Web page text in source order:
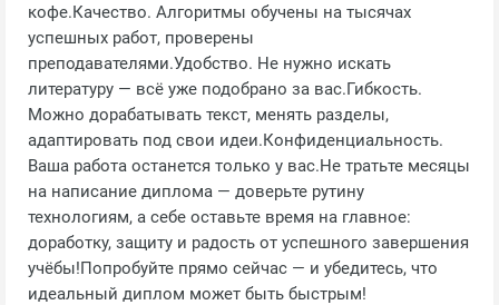
кофе.Качество. Алгоритмы обучены на тысячах
успешных работ, проверены
преподавателями.Удобство. Не нужно искать
литературу — всё уже подобрано за вас.Гибкость.
Можно дорабатывать текст, менять разделы,
адаптировать под свои идеи.Конфиденциальность.
Ваша работа останется только у вас.Не тратьте месяцы
на написание диплома — доверьте рутину
технологиям, а себе оставьте время на главное:
доработку, защиту и радость от успешного завершения
учёбы!Попробуйте прямо сейчас — и убедитесь, что
идеальный диплом может быть быстрым!